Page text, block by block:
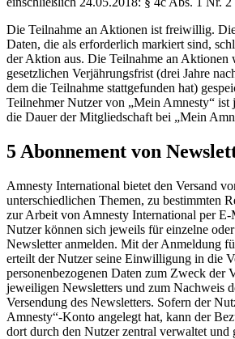
Die Teilnahme an Aktionen ist freiwillig.
Daten, die als erforderlich markiert sind,
der Aktion aus. Die Teilnahme an Aktionen
gesetzlichen Verjährungsfrist (drei Jahre
dem die Teilnahme stattgefunden hat)
Teilnehmer Nutzer von „Mein Amnesty“ ist
die Dauer der Mitgliedschaft bei „Mein
5 Abonnement von
Amnesty International bietet den Versand
unterschiedlichen Themen, zu bestimmten
zur Arbeit von Amnesty International per
Nutzer können sich jeweils für einzelne
Newsletter anmelden. Mit der Anmeldung
erteilt der Nutzer seine Einwilligung in die
personenbezogenen Daten zum Zweck der
jeweiligen Newsletters und zum Nachweis
Versendung des Newsletters. Sofern der
Amnesty“-Konto angelegt hat, kann der
dort durch den Nutzer zentral verwaltet und